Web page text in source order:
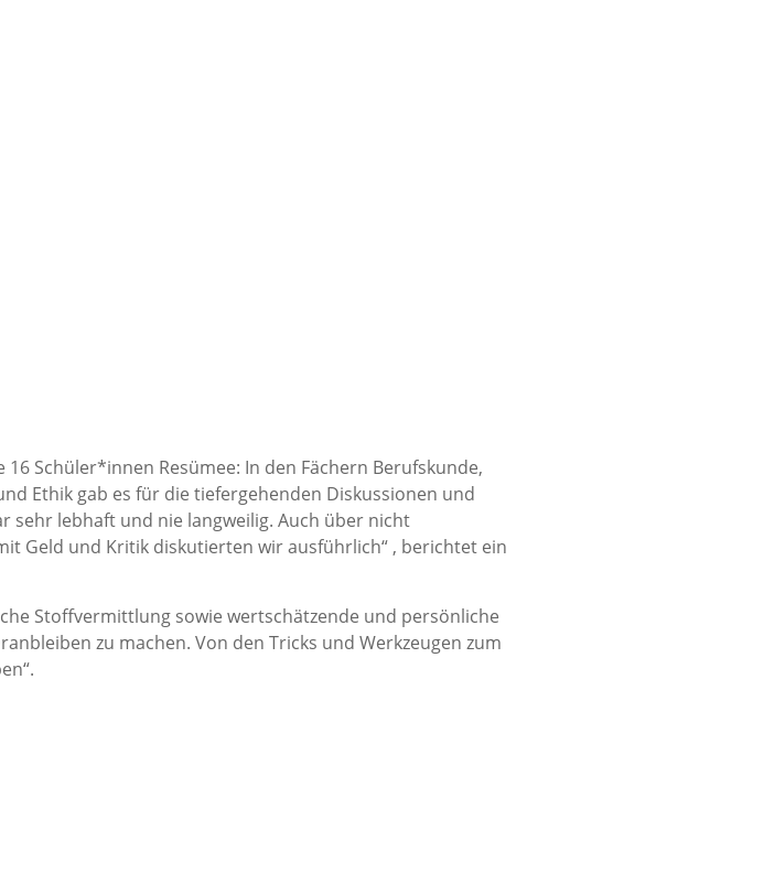
16 Schüler*innen Resümee: In den Fächern Berufskunde,
Ethik gab es für die tiefergehenden Diskussionen und
sehr lebhaft und nie langweilig. Auch über nicht
Geld und Kritik diskutierten wir ausführlich“ , berichtet ein
Stoffvermittlung sowie wertschätzende und persönliche
zu machen. Von den Tricks und Werkzeugen zum